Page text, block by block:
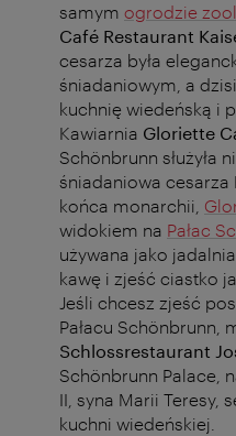
samym ogrodzie
Café Restaurant
cesarza była
śniadaniowym, a
kuchnię wiedeńską i
Kawiarnia Gloriette
Schönbrunn służyła
śniadaniowa cesarza
końca monarchii,
widokiem na Pałac
używana jako
kawę i zjeść ciastko
Jeśli chcesz zjeść
Pałacu Schönbrunn,
Schlossrestaurant
Schönbrunn Palace,
II, syna Marii Teresy,
kuchni wiedeńskiej.